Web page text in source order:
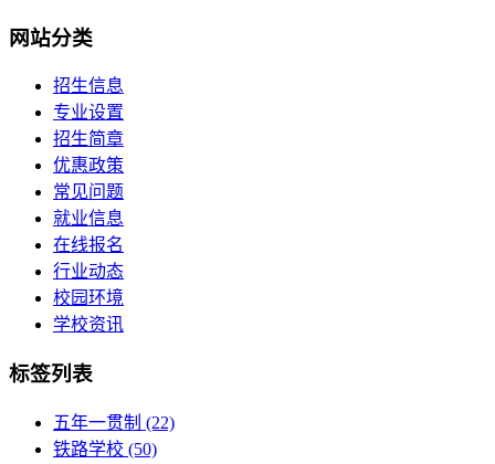
网站分类
招生信息
专业设置
招生简章
优惠政策
常见问题
就业信息
在线报名
行业动态
校园环境
学校资讯
标签列表
五年一贯制 (22)
铁路学校 (50)